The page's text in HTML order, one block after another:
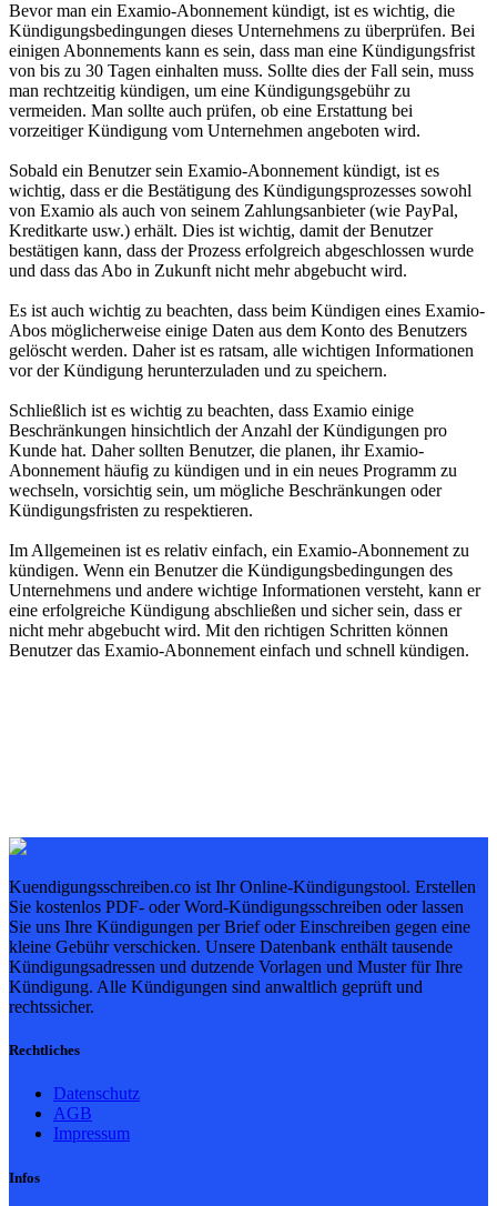
Bevor man ein Examio-Abonnement kündigt, ist es wichtig, die
Kündigungsbedingungen dieses Unternehmens zu überprüfen. Bei
einigen Abonnements kann es sein, dass man eine Kündigungsfrist
von bis zu 30 Tagen einhalten muss. Sollte dies der Fall sein, muss
man rechtzeitig kündigen, um eine Kündigungsgebühr zu
vermeiden. Man sollte auch prüfen, ob eine Erstattung bei
vorzeitiger Kündigung vom Unternehmen angeboten wird.
Sobald ein Benutzer sein Examio-Abonnement kündigt, ist es
wichtig, dass er die Bestätigung des Kündigungsprozesses sowohl
von Examio als auch von seinem Zahlungsanbieter (wie PayPal,
Kreditkarte usw.) erhält. Dies ist wichtig, damit der Benutzer
bestätigen kann, dass der Prozess erfolgreich abgeschlossen wurde
und dass das Abo in Zukunft nicht mehr abgebucht wird.
Es ist auch wichtig zu beachten, dass beim Kündigen eines Examio-
Abos möglicherweise einige Daten aus dem Konto des Benutzers
gelöscht werden. Daher ist es ratsam, alle wichtigen Informationen
vor der Kündigung herunterzuladen und zu speichern.
Schließlich ist es wichtig zu beachten, dass Examio einige
Beschränkungen hinsichtlich der Anzahl der Kündigungen pro
Kunde hat. Daher sollten Benutzer, die planen, ihr Examio-
Abonnement häufig zu kündigen und in ein neues Programm zu
wechseln, vorsichtig sein, um mögliche Beschränkungen oder
Kündigungsfristen zu respektieren.
Im Allgemeinen ist es relativ einfach, ein Examio-Abonnement zu
kündigen. Wenn ein Benutzer die Kündigungsbedingungen des
Unternehmens und andere wichtige Informationen versteht, kann er
eine erfolgreiche Kündigung abschließen und sicher sein, dass er
nicht mehr abgebucht wird. Mit den richtigen Schritten können
Benutzer das Examio-Abonnement einfach und schnell kündigen.
Kuendigungsschreiben.co ist Ihr Online-Kündigungstool. Erstellen
Sie kostenlos PDF- oder Word-Kündigungsschreiben oder lassen
Sie uns Ihre Kündigungen per Brief oder Einschreiben gegen eine
kleine Gebühr verschicken. Unsere Datenbank enthält tausende
Kündigungsadressen und dutzende Vorlagen und Muster für Ihre
Kündigung. Alle Kündigungen sind anwaltlich geprüft und
rechtssicher.
Rechtliches
Datenschutz
AGB
Impressum
Infos